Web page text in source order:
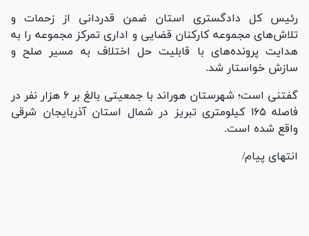
رئیس کل دادگستری استان ضمن قدردانی از زحمات و
تلاش‌های مجموعه کارکنان قضایی و اداری تمرکز مجموعه را به
هدایت پرونده‌های با قابلیت حل اختلاف به مسیر صلح و
سازش خواستار شد.
گفتنی است؛ شهرستان هوراند با جمعیتی بالغ بر ۶ هزار نفر در
فاصله ۱۶۵ کیلومتری تبریز در شمال استان آذربایجان شرقی
واقع شده است.
انتهای پیام/